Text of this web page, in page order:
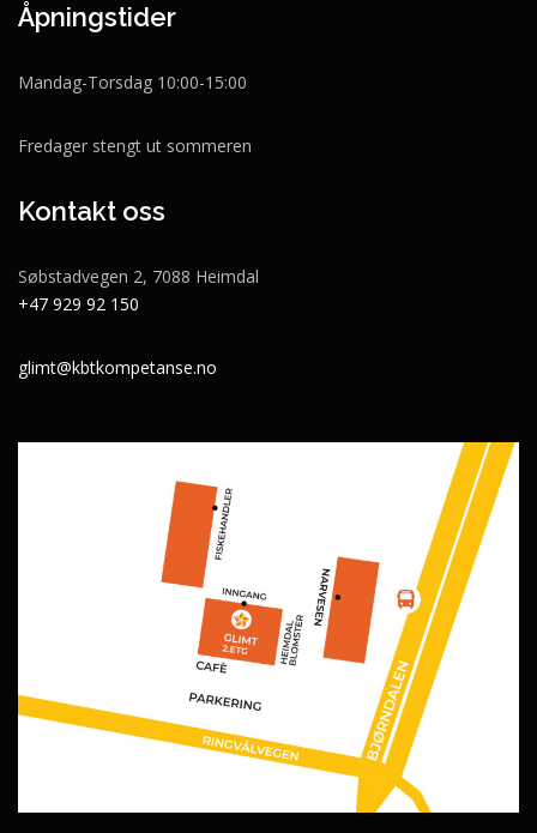
Åpningstider
Mandag-Torsdag 10:00-15:00
Fredager stengt ut sommeren
Kontakt oss
Søbstadvegen 2, 7088 Heimdal
+47 929 92 150
glimt@kbtkompetanse.no